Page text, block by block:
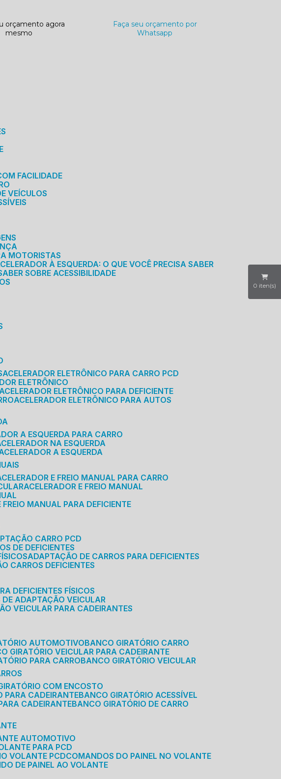
orçamento agora
mesmo
Faça seu orçamento por
Whatsapp
FACILIDADE
VEÍCULOS
MOTORISTAS
À ESQUERDA: O QUE VOCÊ PRECISA SABER
SOBRE ACESSIBILIDADE
ACELERADOR ELETRÔNICO PARA CARRO PCD
ELETRÔNICO
ACELERADOR ELETRÔNICO PARA DEFICIENTE
ACELERADOR ELETRÔNICO PARA AUTOS
A ESQUERDA PARA CARRO
ACELERADOR NA ESQUERDA
ACELERADOR A ESQUERDA
ACELERADOR E FREIO MANUAL PARA CARRO
ACELERADOR E FREIO MANUAL
FREIO MANUAL PARA DEFICIENTE
CARRO PCD
DE DEFICIENTES
ADAPTAÇÃO DE CARROS PARA DEFICIENTES
CARROS DEFICIENTES
DEFICIENTES FÍSICOS
DE ADAPTAÇÃO VEICULAR
VEICULAR PARA CADEIRANTES
AUTOMOTIVO
BANCO GIRATÓRIO CARRO
GIRATÓRIO VEICULAR PARA CADEIRANTE
PARA CARRO
BANCO GIRATÓRIO VEICULAR
COM ENCOSTO
PARA CADEIRANTE BANCO GIRATÓRIO ACESSÍVEL
CADEIRANTE BANCO GIRATÓRIO DE CARRO
AUTOMOTIVO
PARA PCD
VOLANTE PCD
COMANDOS DO PAINEL NO VOLANTE
DE PAINEL AO VOLANTE
0 iten(s)